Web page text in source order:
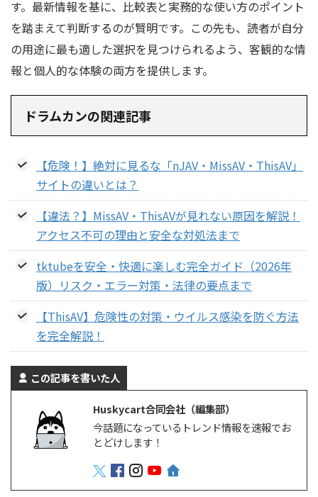
す。最新情報を基に、比較表と実務的な使い方のポイント
を踏まえて判断するのが賢明です。この先も、読者が自分
の用途に最も適した選択を見つけられるよう、客観的な情
報と個人的な体験の両方を提供します。
ドラムカンの関連記事
【危険！】絶対に見るな「nJAV・MissAV・ThisAV」
サイトの違いとは？
【違法？】MissAV・ThisAVが見れない原因を解説！
アクセス不可の理由と安全な対処法まで
tktubeを安全・快適に楽しむ完全ガイド（2026年
版）リスク・エラー対策・法律の要点まで
【ThisAV】危険性の対策・ウイルス感染を防ぐ方法
を完全解説！
この記事を書いた人
Huskycart合同会社（編集部）
今話題になっているトレンド情報を速報でお
とどけします！